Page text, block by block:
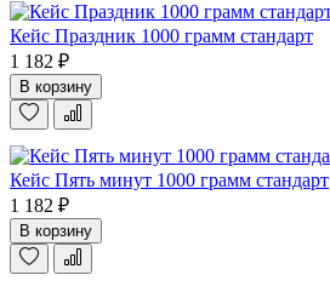
Кейс Праздник 1000 грамм стандарт
1 182 ₽
В корзину
Кейс Пять минут 1000 грамм стандарт
1 182 ₽
В корзину